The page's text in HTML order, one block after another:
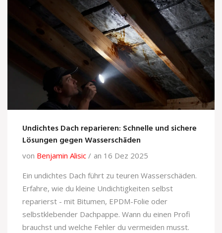
Undichtes Dach reparieren: Schnelle und sichere
Lösungen gegen Wasserschäden
von Benjamin Alisic
an 16 Dez 2025
Ein undichtes Dach führt zu teuren Wasserschäden.
Erfahre, wie du kleine Undichtigkeiten selbst
reparierst - mit Bitumen, EPDM-Folie oder
selbstklebender Dachpappe. Wann du einen Profi
brauchst und welche Fehler du vermeiden musst.